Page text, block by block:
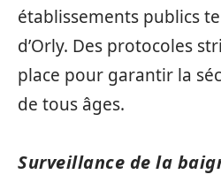
établissements publics
d’Orly. Des protocoles
place pour garantir la
de tous âges.
Surveillance de la